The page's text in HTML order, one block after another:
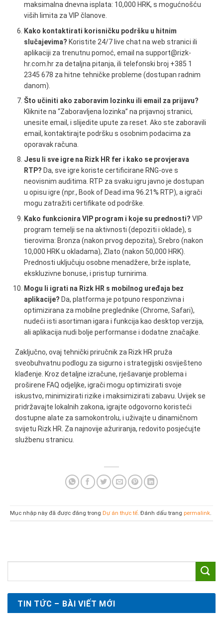
maksimalna dnevna isplata: 10,000 HRK, s mogućnošću
viših limita za VIP članove.
Kako kontaktirati korisničku podršku u hitnim
slučajevima? Koristite 24/7 live chat na web stranici ili
aplikaciji za trenutnu pomoć, email na support@rizk-
hr.com.hr za detaljna pitanja, ili telefonski broj +385 1
2345 678 za hitne tehničke probleme (dostupan radnim
danom).
Što učiniti ako zaboravim lozinku ili email za prijavu?
Kliknite na “Zaboravljena lozinka” na prijavnoj stranici,
unesite email, i slijedite upute za reset. Ako ste zaboravili
email, kontaktirajte podršku s osobnim podacima za
oporavak računa.
Jesu li sve igre na Rizk HR fer i kako se provjerava
RTP? Da, sve igre koriste certificirane RNG-ove s
neovisnim auditima. RTP za svaku igru javno je dostupan
u opisu igre (npr., Book of Dead ima 96.21% RTP), a igrači
mogu zatražiti certifikate od podrške.
Kako funkcionira VIP program i koje su prednosti? VIP
program temelji se na aktivnosti (depoziti i oklade), s
tierovima: Bronza (nakon prvog depozita), Srebro (nakon
10,000 HRK u okladama), Zlato (nakon 50,000 HRK).
Prednosti uključuju osobne menadžere, brže isplate,
ekskluzivne bonuse, i pristup turnirima.
Mogu li igrati na Rizk HR s mobilnog uređaja bez
aplikacije? Da, platforma je potpuno responzivna i
optimizirana za mobilne preglednike (Chrome, Safari),
nudeći isti asortiman igara i funkcija kao desktop verzija,
ali aplikacija nudi bolje performanse i dodatne značajke.
Zaključno, ovaj tehnički priručnik za Rizk HR pruža
sveobuhvatnu podlogu za sigurno i strategijski osviješteno
klađenje. Kroz detaljne izračune, rješavanje problema i
proširene FAQ odjeljke, igrači mogu optimizirati svoje
iskustvo, minimizirati rizike i maksimizirati zabavu. Uvijek se
pridržavajte lokalnih zakona, igrajte odgovorno koristeći
dostupne alate za samokontrolu, i uživajte u dinamičnom
svijetu Rizk HR. Za najnovije ažuriranja, redovito posjećujte
službenu stranicu.
Mục nhập này đã được đăng trong Dự án thực tế. Đánh dấu trang permalink
TIN TỨC – BÀI VIẾT MỚI